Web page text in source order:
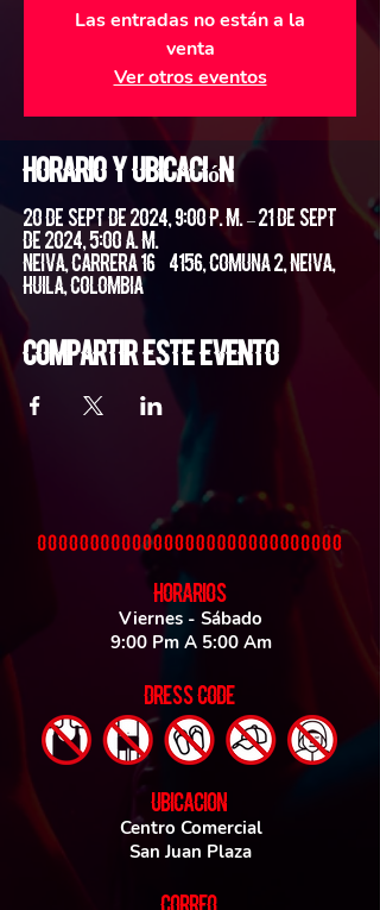
Las entradas no están a la
venta
Ver otros eventos
Horario y ubicación
20 de sept de 2024, 9:00 p. m. – 21 de sept
de 2024, 5:00 a. m.
Neiva, Carrera 16 #4156, Comuna 2, Neiva,
Huila, Colombia
Compartir este evento
HORARIOS
Viernes - Sábado
9:00 Pm A 5:00 Am
DRESS CODE
UBICACIoN
Centro Comercial
San Juan Plaza